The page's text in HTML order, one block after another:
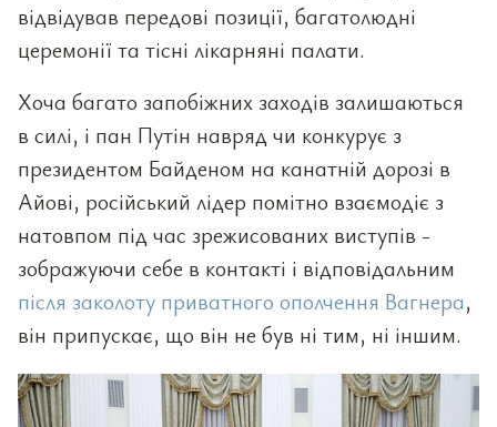
відвідував передові позиції, багатолюдні
церемонії та тісні лікарняні палати.
Хоча багато запобіжних заходів залишаються
в силі, і пан Путін навряд чи конкурує з
президентом Байденом на канатній дорозі в
Айові, російський лідер помітно взаємодіє з
натовпом під час зрежисованих виступів -
зображуючи себе в контакті і відповідальним
після заколоту приватного ополчення Вагнера,
він припускає, що він не був ні тим, ні іншим.